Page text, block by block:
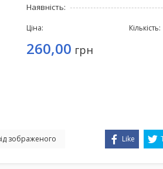
Наявність:
Ціна:
260,00 грн
Кількість:
зображеного Like